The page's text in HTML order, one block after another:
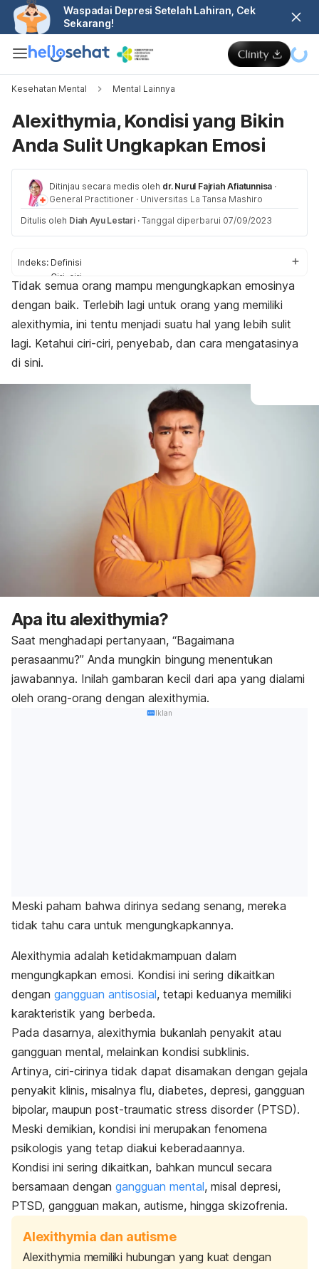
Waspadai Depresi Setelah Lahiran, Cek
Sekarang!
Kesehatan Mental Mental Lainnya
Alexithymia, Kondisi yang Bikin
Anda Sulit Ungkapkan Emosi
Ditinjau secara medis oleh dr. Nurul Fajriah Afiatunnisa ·
General Practitioner · Universitas La Tansa Mashiro
Ditulis oleh Diah Ayu Lestari · Tanggal diperbarui 07/09/2023
Indeks: Definisi
Ciri-ciri
Penyebab
Cara mengatasi
Tidak semua orang mampu mengungkapkan emosinya
dengan baik. Terlebih lagi untuk orang yang memiliki
alexithymia, ini tentu menjadi suatu hal yang lebih sulit
lagi. Ketahui ciri-ciri, penyebab, dan cara mengatasinya
di sini.
Apa itu alexithymia?
Saat menghadapi pertanyaan, “Bagaimana
perasaanmu?” Anda mungkin bingung menentukan
jawabannya. Inilah gambaran kecil dari apa yang dialami
oleh orang-orang dengan alexithymia.
Iklan
Meski paham bahwa dirinya sedang senang, mereka
tidak tahu cara untuk mengungkapkannya.
Alexithymia adalah ketidakmampuan dalam
mengungkapkan emosi. Kondisi ini sering dikaitkan
dengan gangguan antisosial, tetapi keduanya memiliki
karakteristik yang berbeda.
Pada dasarnya, alexithymia bukanlah penyakit atau
gangguan mental, melainkan kondisi subklinis.
Artinya, ciri-cirinya tidak dapat disamakan dengan gejala
penyakit klinis, misalnya flu, diabetes, depresi, gangguan
bipolar, maupun post-traumatic stress disorder (PTSD).
Meski demikian, kondisi ini merupakan fenomena
psikologis yang tetap diakui keberadaannya.
Kondisi ini sering dikaitkan, bahkan muncul secara
bersamaan dengan gangguan mental, misal depresi,
PTSD, gangguan makan, autisme, hingga skizofrenia.
Alexithymia dan autisme
Alexithymia memiliki hubungan yang kuat dengan